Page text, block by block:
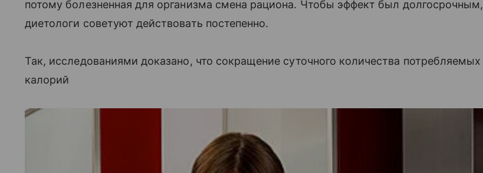
потому болезненная для организма смена рациона. Чтобы эффект был долгосрочным,
диетологи советуют действовать постепенно.
Так, исследованиями доказано, что сокращение суточного количества потребляемых
калорий